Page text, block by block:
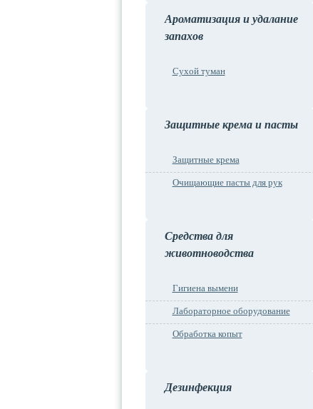
Ароматизация и удалание
запахов
Сухой туман
Защитные крема и пасты
Защитные крема
Очищающие пасты для рук
Средства для
животноводства
Гигиена вымени
Лабораторное оборудование
Обработка копыт
Дезинфекция